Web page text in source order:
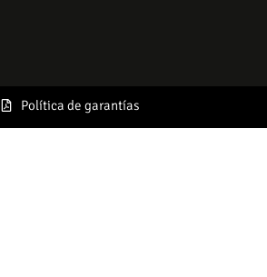
Política de garantías